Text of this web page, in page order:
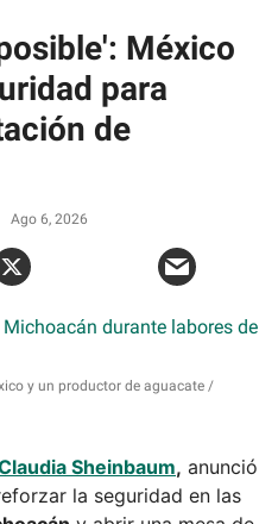
México
para
de
Ago 6, 2026
y un productor de aguacate
Sheinbaum, anunció
la seguridad en las